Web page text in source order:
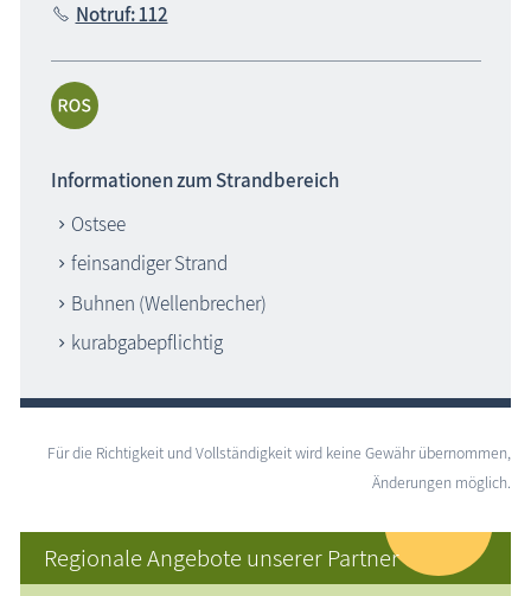
Notruf: 112
Informationen zum Strandbereich
Ostsee
feinsandiger Strand
Buhnen (Wellenbrecher)
kurabgabepflichtig
Für die Richtigkeit und Vollständigkeit wird keine Gewähr übernommen,
Änderungen möglich.
Regionale Angebote unserer Partner